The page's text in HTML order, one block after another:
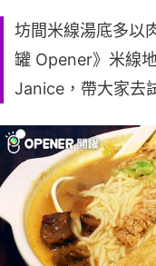
坊間米線湯底多以
罐 Opener》米線
Janice，帶大家去